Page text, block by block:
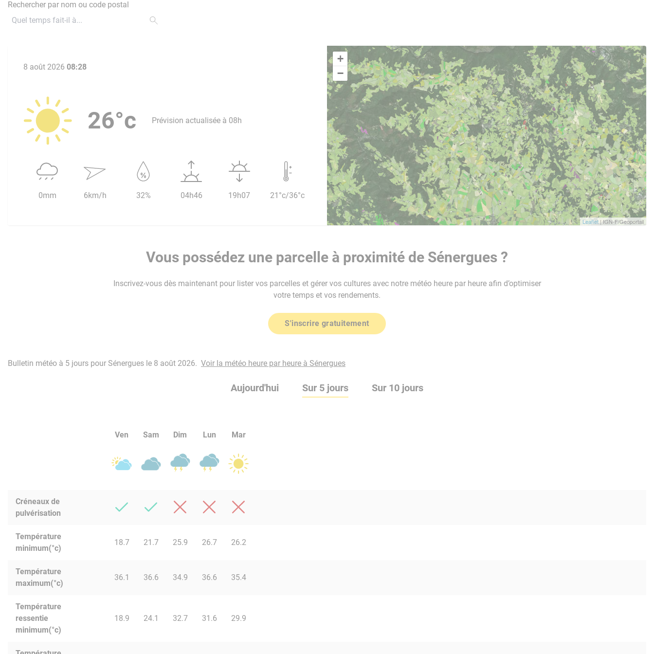
Rechercher par nom ou code postal
+
−
Leaflet | IGN-F/Geoportail
8 août 2026 08:28
26°c Prévision actualisée à 08h
0mm 6km/h 32% 04h46 19h07 21°c/36°c
Vous possédez une parcelle à proximité de Sénergues ?
Inscrivez-vous dès maintenant pour lister vos parcelles et gérer vos cultures avec notre météo heure par heure afin d’optimiser
votre temps et vos rendements.
S'inscrire gratuitement
Bulletin météo à 5 jours pour Sénergues le 8 août 2026. Voir la météo heure par heure à Sénergues
Aujourd'hui Sur 5 jours Sur 10 jours
Ven Sam Dim Lun Mar
Créneaux de
pulvérisation
Température
minimum(°c)
18.7 21.7 25.9 26.7 26.2
Température
maximum(°c)
36.1 36.6 34.9 36.6 35.4
Température
ressentie
minimum(°c)
18.9 24.1 32.7 31.6 29.9